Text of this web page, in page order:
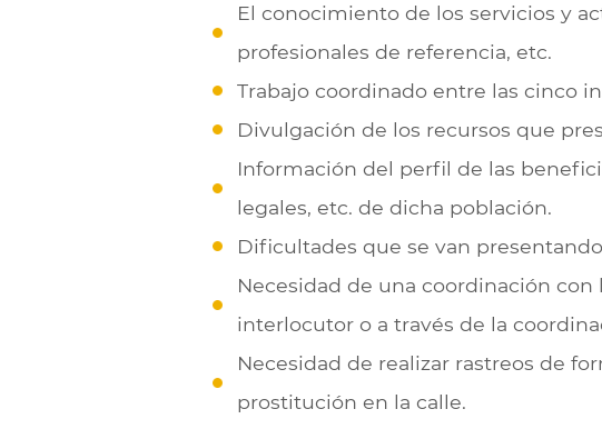
El conocimiento de los servicios y
profesionales de referencia, etc.
Trabajo coordinado entre las cinco
Divulgación de los recursos que
Información del perfil de las
legales, etc. de dicha población.
Dificultades que se van
Necesidad de una coordinación
interlocutor o a través de la
Necesidad de realizar rastreos de
prostitución en la calle.